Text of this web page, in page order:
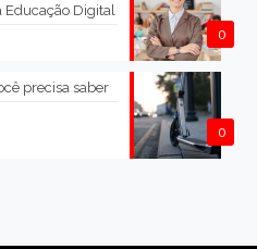
0
Educação Digital
0
precisa saber